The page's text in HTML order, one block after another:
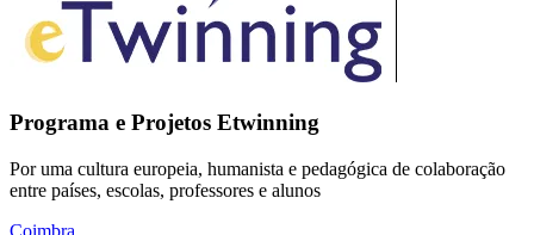
Programa e Projetos Etwinning
Por uma cultura europeia, humanista e pedagógica de colaboração
entre países, escolas, professores e alunos
Coimbra